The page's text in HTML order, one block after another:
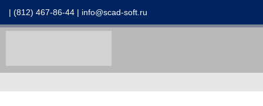
| (812) 467-86-44 | info@scad-soft.ru